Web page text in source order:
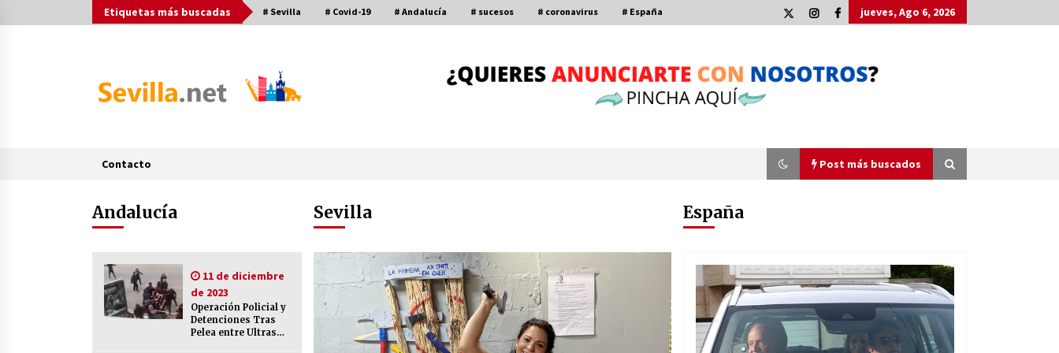
al
Etiquetas más buscadas # Sevilla # Covid-19 # Andalucía # sucesos # coronavirus # España jueves, Ago 6, 2026
Contacto Post más buscados
Post más buscados
Operación Policial y Detenciones
Tras Pelea entre Ultras del Sevilla
FC y Osasuna
11 de diciembre de 2023
Por qué el lanzamiento de hachas es
tan divertido (y cada vez más
popular)
10 de noviembre de 2022
Interestelar de Sevilla: «Pensé que
tenía el virus del mono»
24 de mayo de 2022
Final de la Europa League en Sevilla
| Más de 5.500 efectivos se
Leyendas del Betis y del Sevilla
vuelven al terreno de juego en un
La Cartuja Pickman esquiva su
liquidación al no tener que pagar
Andalucía
11 de diciembre
de 2023
Operación Policial y
Detenciones Tras
Pelea entre Ultras
Sevilla España